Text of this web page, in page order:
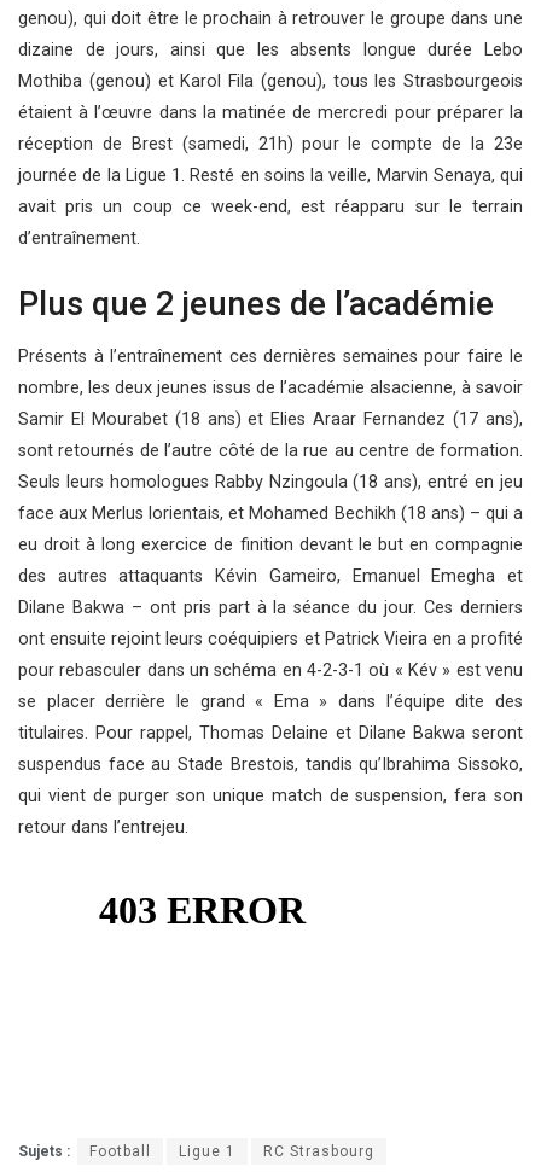
genou), qui doit être le prochain à retrouver le groupe dans une
dizaine de jours, ainsi que les absents longue durée Lebo
Mothiba (genou) et Karol Fila (genou), tous les Strasbourgeois
étaient à l’œuvre dans la matinée de mercredi pour préparer la
réception de Brest (samedi, 21h) pour le compte de la 23e
journée de la Ligue 1. Resté en soins la veille, Marvin Senaya, qui
avait pris un coup ce week-end, est réapparu sur le terrain
d’entraînement.
Plus que 2 jeunes de l’académie
Présents à l’entraînement ces dernières semaines pour faire le
nombre, les deux jeunes issus de l’académie alsacienne, à savoir
Samir El Mourabet (18 ans) et Elies Araar Fernandez (17 ans),
sont retournés de l’autre côté de la rue au centre de formation.
Seuls leurs homologues Rabby Nzingoula (18 ans), entré en jeu
face aux Merlus lorientais, et Mohamed Bechikh (18 ans) – qui a
eu droit à long exercice de finition devant le but en compagnie
des autres attaquants Kévin Gameiro, Emanuel Emegha et
Dilane Bakwa – ont pris part à la séance du jour. Ces derniers
ont ensuite rejoint leurs coéquipiers et Patrick Vieira en a profité
pour rebasculer dans un schéma en 4-2-3-1 où « Kév » est venu
se placer derrière le grand « Ema » dans l’équipe dite des
titulaires. Pour rappel, Thomas Delaine et Dilane Bakwa seront
suspendus face au Stade Brestois, tandis qu’Ibrahima Sissoko,
qui vient de purger son unique match de suspension, fera son
retour dans l’entrejeu.
Sujets : Football Ligue 1 RC Strasbourg